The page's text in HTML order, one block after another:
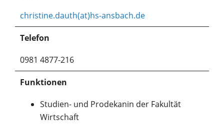
christine.dauth(at)hs-ansbach.de
Telefon
0981 4877-216
Funktionen
Studien- und Prodekanin der Fakultät
Wirtschaft